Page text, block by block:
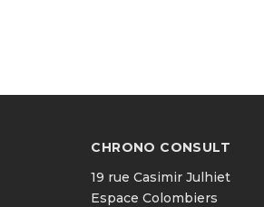
CHRONO CONSULT
19 rue Casimir Julhiet
Espace Colombiers